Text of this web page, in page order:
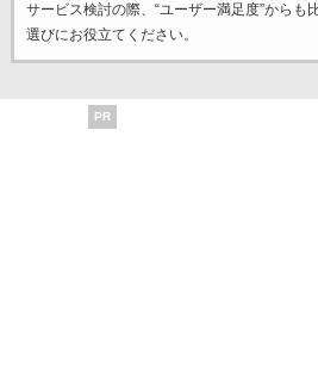
サービス検討の際、“ユーザー満足度”からも
選びにお役立てください。
PR